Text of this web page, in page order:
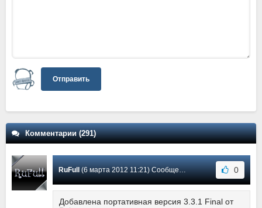
Отправить
Комментарии (291)
RuFull(6 марта 2012 11:21) Сообщение #6 0
Добавлена портативная версия 3.3.1 Final от